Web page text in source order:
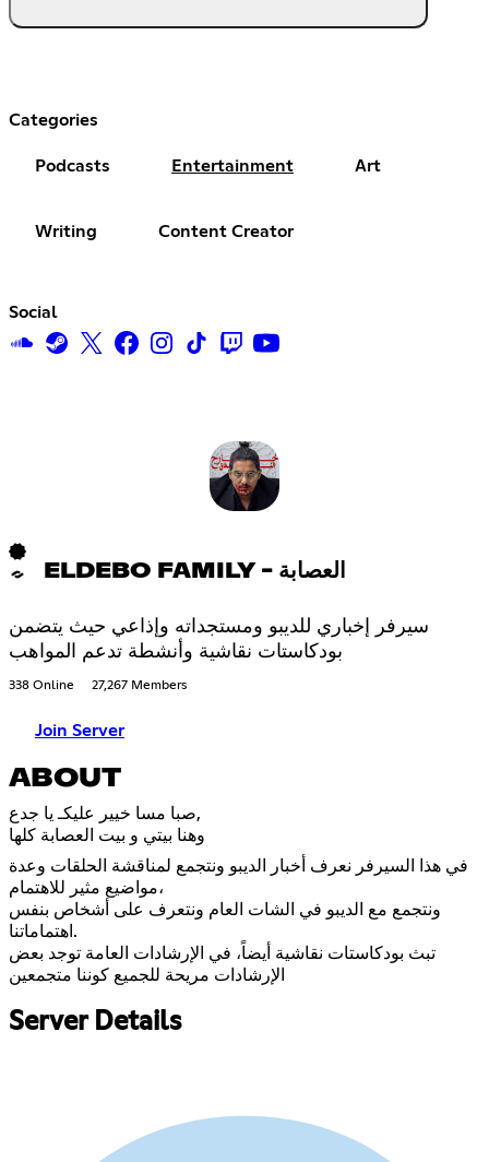
Categories
Podcasts Entertainment Art
Writing Content Creator
Social
ELDEBO FAMILY - العصابة
سيرفر إخباري للديبو ومستجداته وإذاعي حيث يتضمن
بودكاستات نقاشية وأنشطة تدعم المواهب
338 Online 27,267 Members
Join Server
ABOUT
صبا مسا خيير عليكـ يا جدع,
وهنا بيتي و بيت العصابة كلها
في هذا السيرفر نعرف أخبار الديبو ونتجمع لمناقشة الحلقات وعدة
مواضيع مثير للاهتمام،
ونتجمع مع الديبو في الشات العام ونتعرف على أشخاص بنفس
اهتماماتنا.
تبث بودكاستات نقاشية أيضاً، في الإرشادات العامة توجد بعض
الإرشادات مريحة للجميع كوننا متجمعين
Server Details